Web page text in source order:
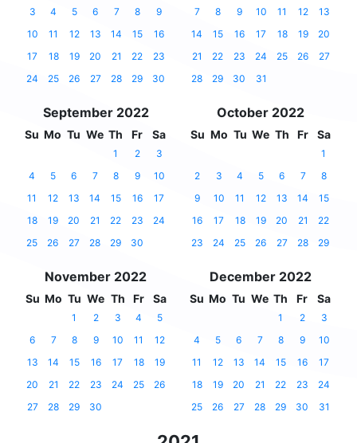
3 4 5 6 7 8
9
10
11 12 13 14 15
16
17
18 19 20 21 22
23
24
25 26 27 28 29 30
7 8 9 10 11 12
13
14
15 16 17 18 19
20
21
22 23 24 25 26
27
28
29 30 31
September 2022
Su Mo Tu We Th Fr Sa
1 2
3
4
5 6 7 8 9
10
11
12 13 14 15 16
17
18
19 20 21 22 23
24
25
26 27 28 29 30
October 2022
Su Mo Tu We Th Fr Sa
1
2
3 4 5 6 7
8
9
10 11 12 13 14
15
16
17 18 19 20 21
22
23
24 25 26 27 28 29
November 2022
Su Mo Tu We Th Fr Sa
1 2 3 4
5
6
7 8 9 10 11
12
13
14 15 16 17 18
19
20
21 22 23 24 25
26
27
28 29 30
December 2022
Su Mo Tu We Th Fr Sa
1 2
3
4
5 6 7 8 9
10
11
12 13 14 15 16
17
18
19 20 21 22 23
24
25
26 27 28 29 30 31